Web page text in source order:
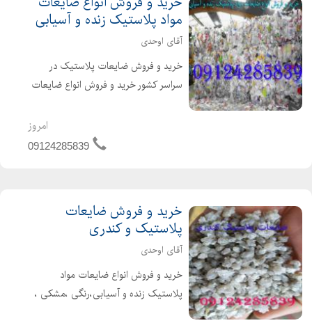
مواد پلاستیک زنده و آسیابی
آقای اوحدی
خرید و فروش ضایعات پلاستیک در
سراسر کشور خرید و فروش انواع ضایعات
،مشکی ، گرانولی ،کندری. خرید فروش
ضایعات پلاستیک تزریقی خرید انواع
امروز
09124285839
خرید و فروش ضایعات
پلاستیک و کندری
آقای اوحدی
خرید و فروش انواع ضایعات مواد
پلاستیک زنده و آسیابی،رنگی ،مشکی ،